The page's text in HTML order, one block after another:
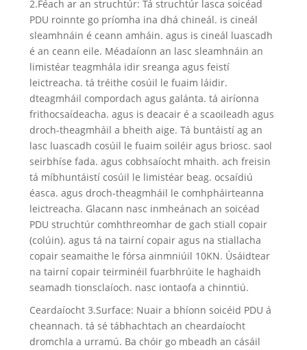
2.Féach ar an struchtúr: Tá struchtúr lasca soicéad
PDU roinnte go príomha ina dhá chineál. is cineál
sleamhnáin é ceann amháin. agus is cineál luascadh
é an ceann eile. Méadaíonn an lasc sleamhnáin an
limistéar teagmhála idir sreanga agus feistí
leictreacha. tá tréithe cosúil le fuaim láidir.
dteagmháil compordach agus galánta. tá airíonna
frithocsaídeacha. agus is deacair é a scaoileadh agus
droch-theagmháil a bheith aige. Tá buntáistí ag an
lasc luascadh cosúil le fuaim soiléir agus briosc. saol
seirbhíse fada. agus cobhsaíocht mhaith. ach freisin
tá míbhuntáistí cosúil le limistéar beag. ocsaídiú
éasca. agus droch-theagmháil le comhpháirteanna
leictreacha. Glacann nasc inmheánach an soicéad
PDU struchtúr comhthreomhar de gach stiall copair
(colúin). agus tá na tairní copair agus na stiallacha
copair seamaithe le fórsa ainmniúil 10KN. Úsáidtear
na tairní copair teirminéil fuarbhrúite le haghaidh
seamadh tionsclaíoch. nasc iontaofa a chinntiú.
Ceardaíocht 3.Surface: Nuair a bhíonn soicéid PDU á
cheannach. tá sé tábhachtach an cheardaíocht
dromchla a urramú. Ba chóir go mbeadh an cásáil